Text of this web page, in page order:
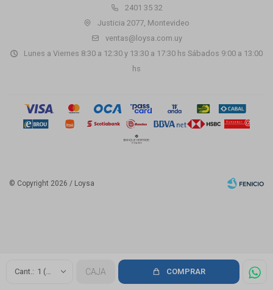
1 (1.92m2) CAJA COMPRAR
2401 35 32
Justicia 2077, Montevideo
ventas@loysa.com.uy
Lunes a Viernes 8:30 a 12:30 y 13:30 a 17:30 hs Sábados 9:00 a 13:00
hs
© Copyright 2026 / Loysa
Fenicio